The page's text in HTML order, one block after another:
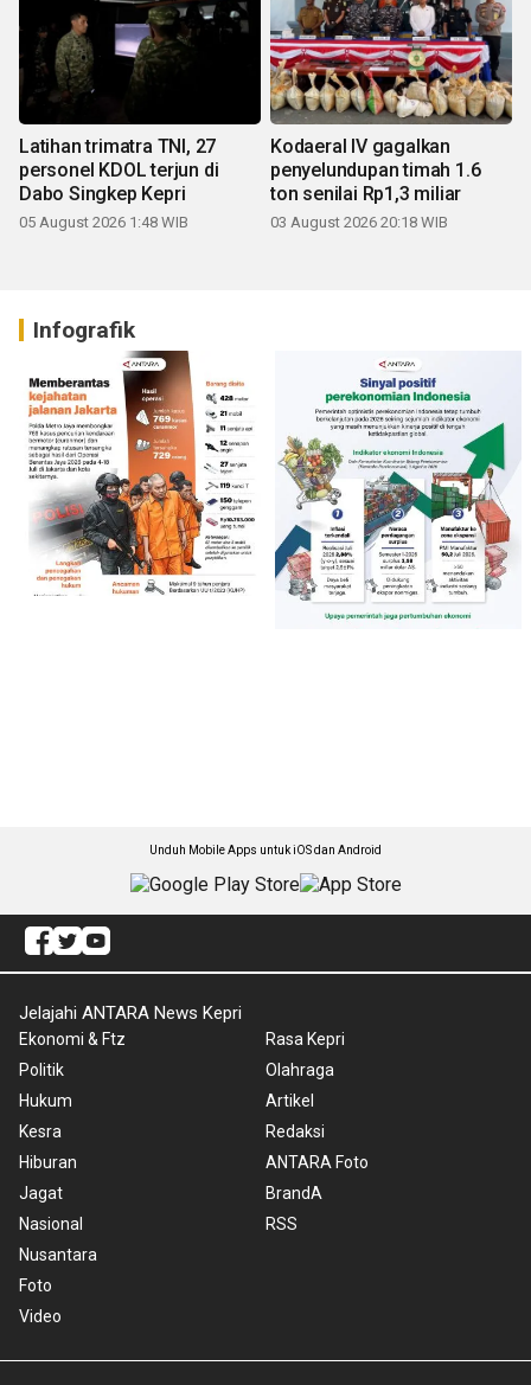
Latihan trimatra TNI, 27
personel KDOL terjun di
Dabo Singkep Kepri
05 August 2026 1:48 WIB
Kodaeral IV gagalkan
penyelundupan timah 1.6
ton senilai Rp1,3 miliar
03 August 2026 20:18 WIB
Infografik
Unduh Mobile Apps untuk iOS dan Android
Jelajahi ANTARA News Kepri
Ekonomi & Ftz
Politik
Hukum
Kesra
Hiburan
Jagat
Nasional
Nusantara
Foto
Video
Rasa Kepri
Olahraga
Artikel
Redaksi
ANTARA Foto
BrandA
RSS